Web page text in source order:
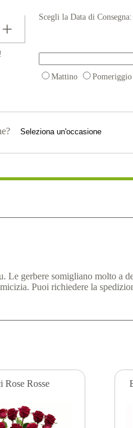
+
Scegli la Data di Consegna:
Mattino Pomeriggio
Le gerbere somigliano molto a
Puoi richiedere la
Rose Rosse